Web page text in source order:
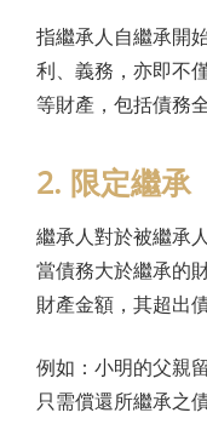
指繼承人自繼承開
利、義務，亦即不
等財產，包括債務
2. 限定繼承
繼承人對於被繼承
當債務大於繼承的
財產金額，其超出
例如：小明的父親
只需償還所繼承之